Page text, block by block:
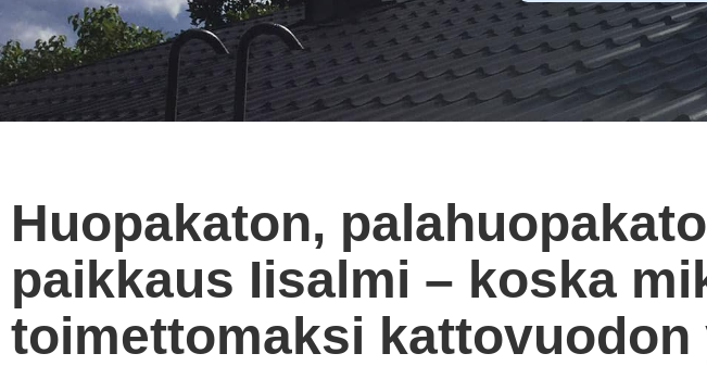
Huopakaton,
paikkaus Iisalmi – koska
toimettomaksi kattovuodon